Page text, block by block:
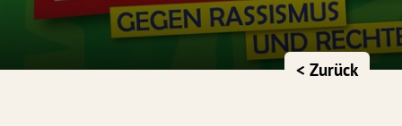
< Zurück